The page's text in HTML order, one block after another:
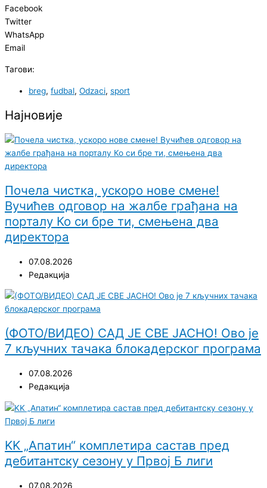
Facebook
Twitter
WhatsApp
Email
Тагови:
breg, fudbal, Odzaci, sport
Најновије
Почела чистка, ускоро нове смене!
Вучићев одговор на жалбе грађана на
порталу Ко си бре ти, смењена два
директора
07.08.2026
Редакција
(ФОТО/ВИДЕО) САД ЈЕ СВЕ ЈАСНО! Ово је
7 кључних тачака блокадерског програма
07.08.2026
Редакција
KK „Апатин“ комплетира састав пред
дебитантску сезону у Првој Б лиги
07.08.2026